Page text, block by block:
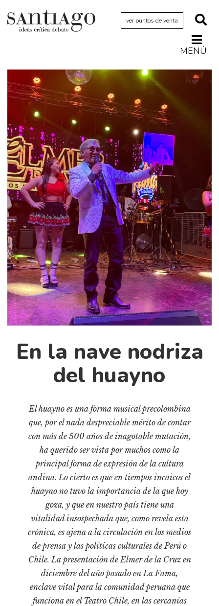
ver puntos de venta
MENÚ
Actualidad
Archivo Cenfoto-UDP
Arquetipos de situación
Artes visuales
Ciencia
Cine y televisión
Ciudad
Cómics
Críticas
Cultura
Diccionario portátil de la literatura chilena
Documentos
Fragmentos
Gran reserva
Historia
Historia material de los libros
Libros
Narrativas visuales
Pensamiento
Pensamiento ilustrado
Personaje
Personajes secundarios
Política
Sociedad
Turismo accidental
Vidas paralelas
Voces y lecturas
En la nave nodriza
del huayno
El huayno es una forma musical precolombina
que, por el nada despreciable mérito de contar
con más de 500 años de inagotable mutación,
ha querido ser vista por muchos como la
principal forma de expresión de la cultura
andina. Lo cierto es que en tiempos incaicos el
huayno no tuvo la importancia de la que hoy
goza, y que en nuestro país tiene una
vitalidad insospechada que, como revela esta
crónica, es ajena a la circulación en los medios
de prensa y las políticas culturales de Perú o
Chile. La presentación de Elmer de la Cruz en
diciembre del año pasado en La Fama,
enclave vital para la comunidad peruana que
funciona en el Teatro Chile, en las cercanías